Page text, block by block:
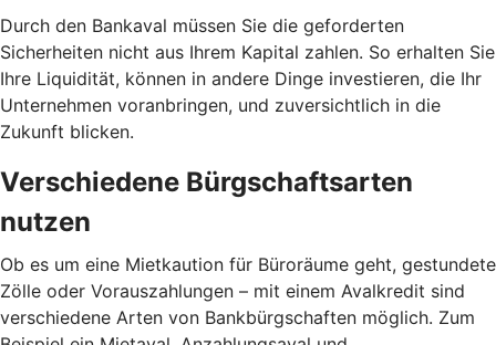
Durch den Bankaval müssen Sie die geforderten
Sicherheiten nicht aus Ihrem Kapital zahlen. So erhalten Sie
Ihre Liquidität, können in andere Dinge investieren, die Ihr
Unternehmen voranbringen, und zuversichtlich in die
Zukunft blicken.
Verschiedene Bürgschaftsarten
nutzen
Ob es um eine Mietkaution für Büroräume geht, gestundete
Zölle oder Vorauszahlungen – mit einem Avalkredit sind
verschiedene Arten von Bankbürgschaften möglich. Zum